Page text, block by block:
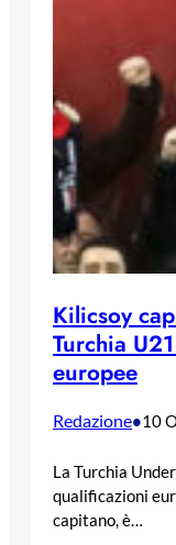
Kilicsoy
Turchia
europee
Redazione•10
La Turchia
qualificazioni
capitano, è…